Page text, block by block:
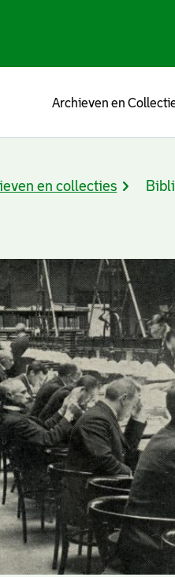
Archieven en
en collecties